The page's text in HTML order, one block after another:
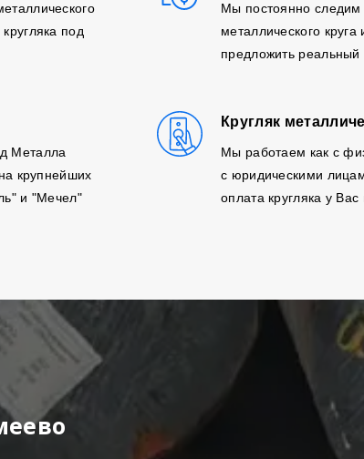
под
Мы постоянно
металлического
предложить реальный
Металла
крупнейших
и "Мечел"
Кругляк
Мы работаем как с
с юридическими
оплата кругляка у